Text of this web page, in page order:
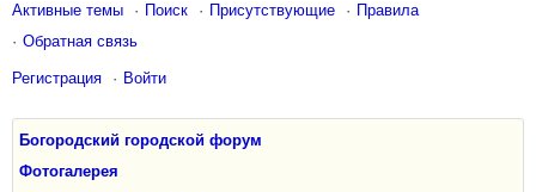
Активные темы Поиск Присутствующие
Правила
Обратная связь
Регистрация Войти
Богородский городской форум
Фотогалерея